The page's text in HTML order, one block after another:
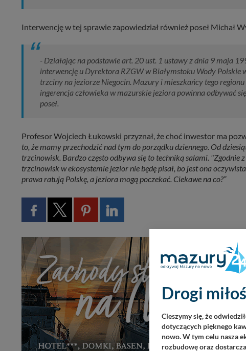
Interwencję w tej sprawie zapowiedział również poseł Michał
- Działając na podstawie art. 20 ust. 1 ustawy z dnia 9 maja
interwencję u Dyrektora RZGW w Białymstoku Wody
trzciny na jeziorze Niegocin. Mazury i mieszkańcy tego
ingerencja człowieka w mazurskie jeziora powinna odbywać
poseł.
Profesor Wojciech Łukowski przyznał, że choć inwestor ma
to, że mamy przechodzić nad tym do porządku dziennego. Od
trzcinowisk. Bardzo często odbywa się to techniką salami. "Zgodnie
trzcinowisk w ekosystemie jezior nie będę pisał, bo jest ona
prawa ratują Polskę, a jeziora mogą poczekać. Ciekawe na co?”
Drogi
Cieszymy się, że
dotyczących pięknego
nowo. W tym celu nasza
rozbudowę oraz